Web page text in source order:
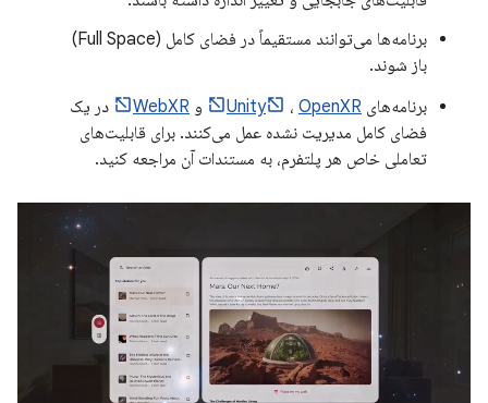
برنامه‌ها می‌توانند مستقیماً در فضای کامل (Full Space)
باز شوند.
برنامه‌های
Unity ، OpenXR و WebXR
در یک
فضای کامل مدیریت نشده عمل می‌کنند. برای قابلیت‌های
تعاملی خاص هر پلتفرم، به مستندات آن مراجعه کنید.